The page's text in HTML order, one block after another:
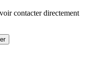
contacter directement